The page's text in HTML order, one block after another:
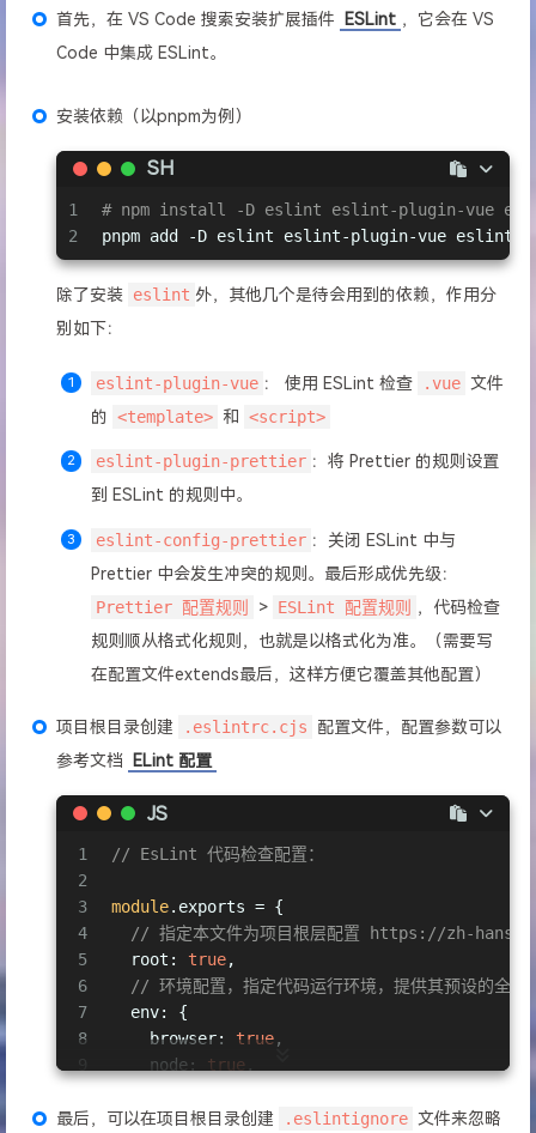
首先，在 VS Code 搜索安装扩展插件 ESLint ，它会在 VS
Code 中集成 ESLint。
安装依赖（以pnpm为例）
SH
1
2
# npm install -D eslint eslint-plugin-vue
pnpm add -D eslint eslint-plugin-vue
除了安装 eslint 外，其他几个是待会用到的依赖，作用分
别如下：
eslint-plugin-vue ： 使用 ESLint 检查 .vue 文件
的 <template> 和 <script>
eslint-plugin-prettier ：将 Prettier 的规则设置
到 ESLint 的规则中。
eslint-config-prettier ：关闭 ESLint 中与
Prettier 中会发生冲突的规则。最后形成优先级：
Prettier 配置规则
> ESLint 配置规则
，代码检查
规则顺从格式化规则，也就是以格式化为准。（需要写
在配置文件extends最后，这样方便它覆盖其他配置）
项目根目录创建 .eslintrc.cjs
配置文件，配置参数可以
参考文档
ELint 配置
JS
1
2
3
4
5
6
7
8
11
// EsLint 代码检查配置：
module.exports = {
// 指定本文件为项目根层配置 https://zh-
root : true,
// 环境配置，指定代码运行环境，提供其预设的全局
env: {
browser: true,
node : true ,
jest: true,
最后，可以在项目根目录创建 .eslintignore 文件来忽略